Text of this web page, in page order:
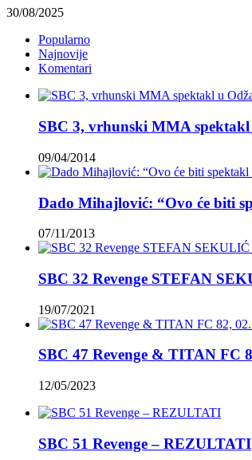
30/08/2025
Popularno
Najnovije
Komentari
SBC 3, vrhunski MMA spektakl
09/04/2014
Dado Mihajlović: “Ovo će biti
07/11/2013
SBC 32 Revenge STEFAN
19/07/2021
SBC 47 Revenge & TITAN FC
12/05/2023
SBC 51 Revenge – REZULTATI